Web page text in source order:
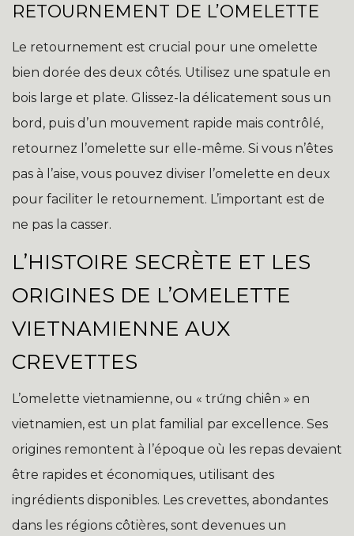
RETOURNEMENT DE L’OMELETTE
Le retournement est crucial pour une omelette
bien dorée des deux côtés. Utilisez une spatule en
bois large et plate. Glissez-la délicatement sous un
bord, puis d’un mouvement rapide mais contrôlé,
retournez l’omelette sur elle-même. Si vous n’êtes
pas à l’aise, vous pouvez diviser l’omelette en deux
pour faciliter le retournement. L’important est de
ne pas la casser.
L’HISTOIRE SECRÈTE ET LES
ORIGINES DE L’OMELETTE
VIETNAMIENNE AUX
CREVETTES
L’omelette vietnamienne, ou « trứng chiên » en
vietnamien, est un plat familial par excellence. Ses
origines remontent à l’époque où les repas devaient
être rapides et économiques, utilisant des
ingrédients disponibles. Les crevettes, abondantes
dans les régions côtières, sont devenues un